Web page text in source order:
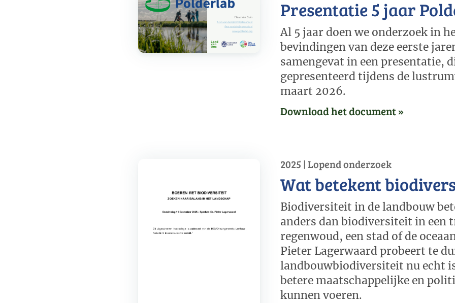
Presentatie 5 jaar
Al 5 jaar doen we onderzoek in
bevindingen van deze eerste
samengevat in een presentatie,
gepresenteerd tijdens de
maart 2026.
Download het document »
2025 | Lopend onderzoek
Wat betekent
Biodiversiteit in de landbouw
anders dan biodiversiteit in een
regenwoud, een stad of de
Pieter Lagerwaard probeert te
landbouwbiodiversiteit nu echt
betere maatschappelijke en
kunnen voeren.